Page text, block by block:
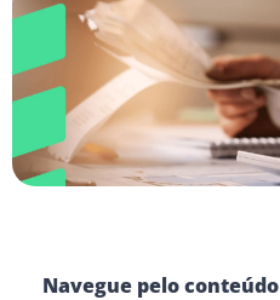
Navegue pelo conteúdo